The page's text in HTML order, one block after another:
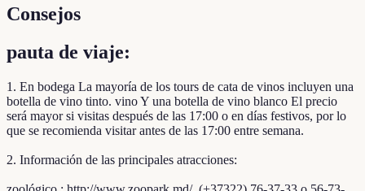
Consejos
pauta de viaje:
1. En bodega La mayoría de los tours de cata de vinos incluyen una
botella de vino tinto. vino Y una botella de vino blanco El precio
será mayor si visitas después de las 17:00 o en días festivos, por lo
que se recomienda visitar antes de las 17:00 entre semana.
2. Información de las principales atracciones: